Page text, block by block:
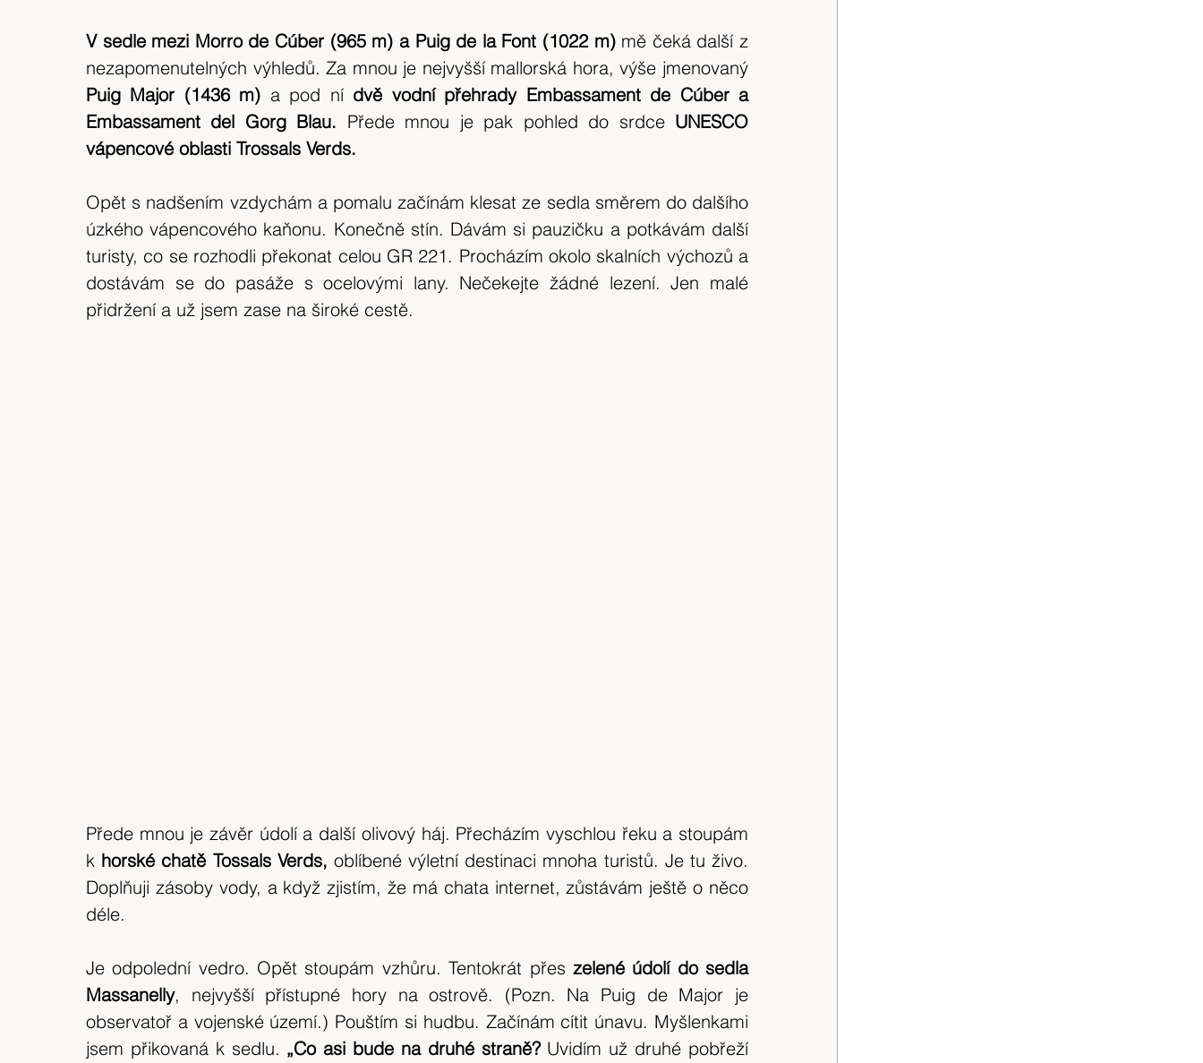
V sedle mezi Morro de Cúber (965 m) a Puig de la Font (1022 m) mě čeká další z
Puig Major (1436 m) a pod ní dvě vodní přehrady Embassament de Cúber a
Embassament del Gorg Blau. Přede mnou je pak pohled do srdce UNESCO
vápencové oblasti Trossals Verds.
Opět s nadšením vzdychám a pomalu začínám klesat ze sedla směrem do dalšího
úzkého vápencového kaňonu. Konečně stín. Dávám si pauzičku a potkávám další
turisty, co se rozhodli překonat celou GR 221. Procházím okolo skalních výchozů a
dostávám se do pasáže s ocelovými lany. Nečekejte žádné lezení. Jen malé
přidržení a už jsem zase na široké cestě.
Přede mnou je závěr údolí a další olivový háj. Přecházím vyschlou řeku a stoupám
k horské chatě Tossals Verds, oblíbené výletní destinaci mnoha turistů. Je tu živo.
Doplňuji zásoby vody, a když zjistím, že má chata internet, zůstávám ještě o něco
déle.
Je odpolední vedro. Opět stoupám vzhůru. Tentokrát přes zelené údolí do sedla
Massanelly, nejvyšší přístupné hory na ostrově. (Pozn. Na Puig de Major je
observatoř a vojenské území.) Pouštím si hudbu. Začínám cítit únavu. Myšlenkami
jsem přikovaná k sedlu. „Co asi bude na druhé straně? Uvidím už druhé pobřeží